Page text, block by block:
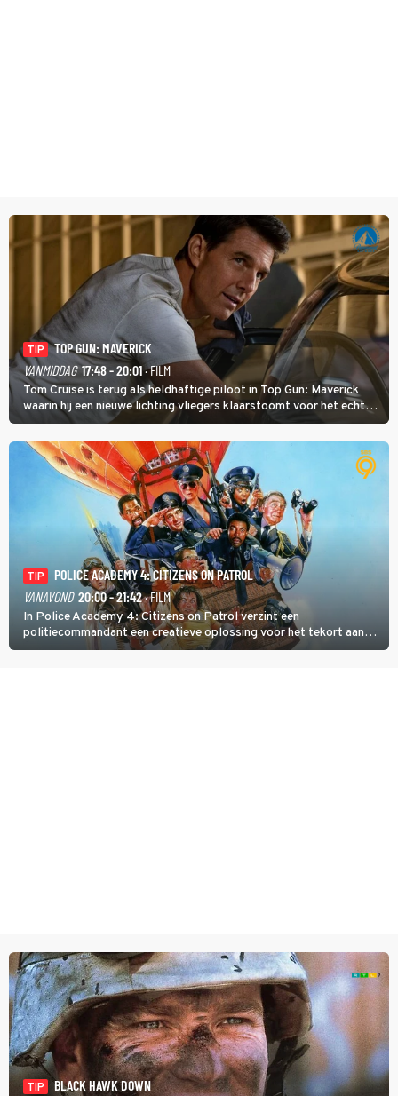
TIP
TOP GUN: MAVERICK
VANMIDDAG 17:48 - 20:01· FILM
Tom Cruise is terug als heldhaftige piloot in Top Gun: Maverick
waarin hij een nieuwe lichting vliegers klaarstoomt voor het echte
werk.
TIP
POLICE ACADEMY 4: CITIZENS ON PATROL
VANAVOND 20:00 - 21:42· FILM
In Police Academy 4: Citizens on Patrol verzint een
politiecommandant een creatieve oplossing voor het tekort aan
agenten.
TIP
BLACK HAWK DOWN